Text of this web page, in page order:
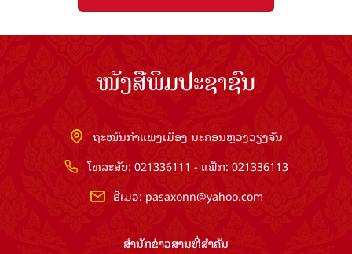
ໜັງສືພິມປະຊາຊົນ
ຖະໜົນກຳແພງເມືອງ ນະຄອນຫຼວງວຽງຈັນ
ໂທລະສັບ: 021336111 - ແຟັກ: 021336113
ອີເມວ: pasaxonn@yahoo.com
ສຳ​ນັກ​ຂ່າວ​ສານ​ທີ່​ສຳ​ຄັນ​